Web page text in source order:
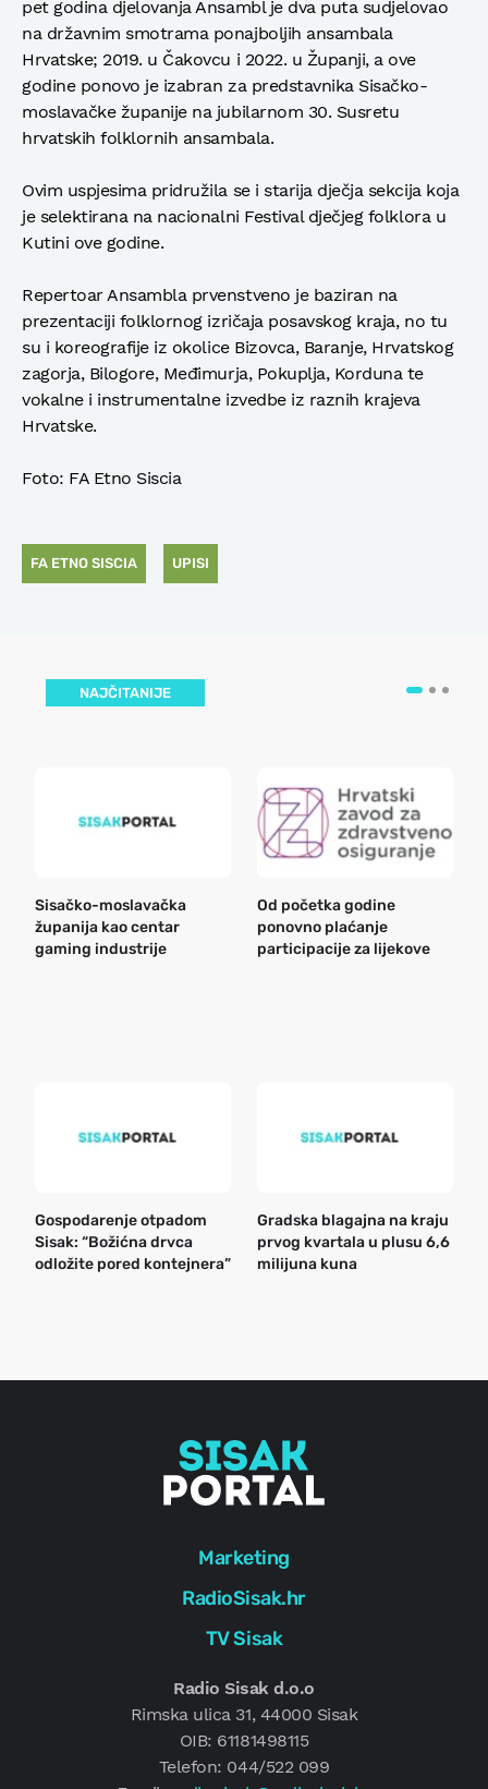
pet godina djelovanja Ansambl je dva puta sudjelovao
na državnim smotrama ponajboljih ansambala
Hrvatske; 2019. u Čakovcu i 2022. u Županji, a ove
godine ponovo je izabran za predstavnika Sisačko-
moslavačke županije na jubilarnom 30. Susretu
hrvatskih folklornih ansambala.
Ovim uspjesima pridružila se i starija dječja sekcija koja
je selektirana na nacionalni Festival dječjeg folklora u
Kutini ove godine.
Repertoar Ansambla prvenstveno je baziran na
prezentaciji folklornog izričaja posavskog kraja, no tu
su i koreografije iz okolice Bizovca, Baranje, Hrvatskog
zagorja, Bilogore, Međimurja, Pokuplja, Korduna te
vokalne i instrumentalne izvedbe iz raznih krajeva
Hrvatske.
Foto: FA Etno Siscia
FA ETNO SISCIA UPISI
NAJČITANIJE
Sisačko-moslavačka
županija kao centar
gaming industrije
Od početka godine
ponovno plaćanje
participacije za lijekove
Gospodarenje otpadom
Sisak: “Božićna drvca
odložite pored kontejnera”
Gradska blagajna na kraju
prvog kvartala u plusu 6,6
milijuna kuna
Marketing
RadioSisak.hr
TV Sisak
Radio Sisak d.o.o
Rimska ulica 31, 44000 Sisak
OIB: 61181498115
Telefon: 044/522 099